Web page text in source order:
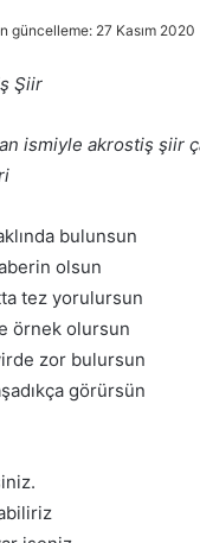
güncelleme: 27 Kasım 2020
Şiir
ismiyle akrostiş şiir
bulunsun
olsun
tez yorulursun
örnek olursun
zor bulursun
görürsün